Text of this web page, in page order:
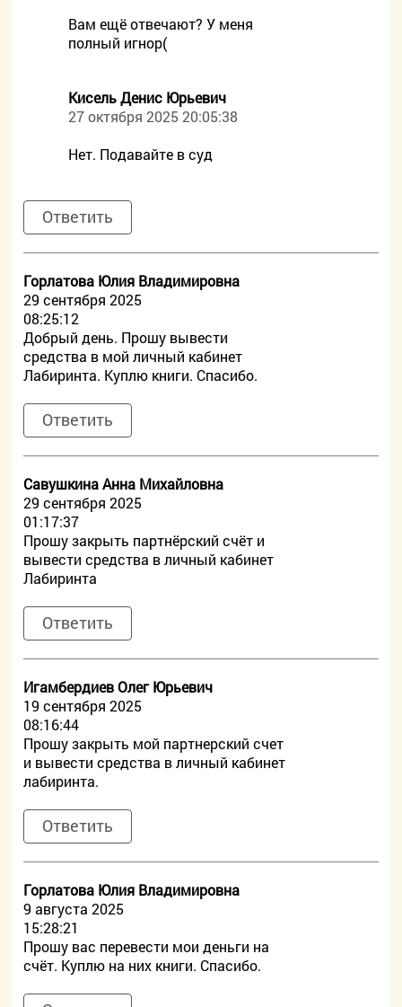
Вам ещё отвечают? У меня
полный игнор(
Кисель Денис Юрьевич
27 октября 2025 20:05:38
Нет. Подавайте в суд
Ответить
Горлатова Юлия Владимировна
29 сентября 2025
08:25:12
Добрый день. Прошу вывести
средства в мой личный кабинет
Лабиринта. Куплю книги. Спасибо.
Ответить
Савушкина Анна Михайловна
29 сентября 2025
01:17:37
Прошу закрыть партнёрский счёт и
вывести средства в личный кабинет
Лабиринта
Ответить
Игамбердиев Олег Юрьевич
19 сентября 2025
08:16:44
Прошу закрыть мой партнерский счет
и вывести средства в личный кабинет
лабиринта.
Ответить
Горлатова Юлия Владимировна
9 августа 2025
15:28:21
Прошу вас перевести мои деньги на
счёт. Куплю на них книги. Спасибо.